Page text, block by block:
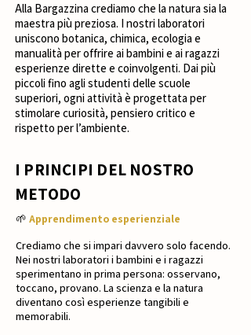
Alla Bargazzina crediamo che la natura sia la
maestra più preziosa. I nostri laboratori
uniscono botanica, chimica, ecologia e
manualità per offrire ai bambini e ai ragazzi
esperienze dirette e coinvolgenti. Dai più
piccoli fino agli studenti delle scuole
superiori, ogni attività è progettata per
stimolare curiosità, pensiero critico e
rispetto per l’ambiente.
I PRINCIPI DEL NOSTRO
METODO
🌱 Apprendimento esperienziale
Crediamo che si impari davvero solo facendo.
Nei nostri laboratori i bambini e i ragazzi
sperimentano in prima persona: osservano,
toccano, provano. La scienza e la natura
diventano così esperienze tangibili e
memorabili.